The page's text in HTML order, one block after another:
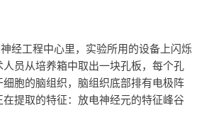
经工程中心里，实验所用的设备上闪烁
员从培养箱中取出一块孔板，每个孔
胞的脑组织，脑组织底部排有电极阵
提取的特征：放电神经元的特征峰谷